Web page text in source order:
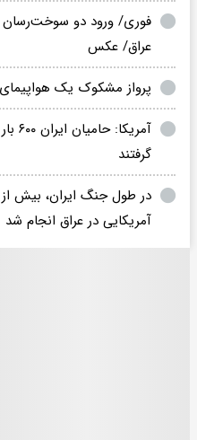
فوری/ ورود دو سوخت‌رسان
عراق/ عکس
پرواز مشکوک یک
گرفتند
آمریکایی در عراق انجام شد